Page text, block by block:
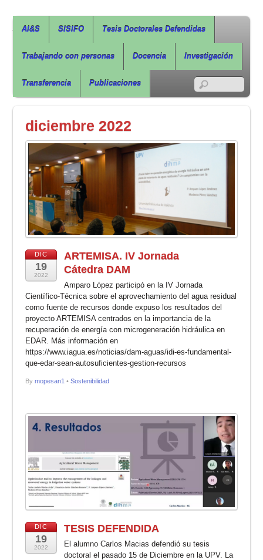
Agua, Ingeniería & Sostenibilidad
RSS
AI&S SISIFO Tesis Doctorales Defendidas
Trabajando con personas Docencia Investigación
Transferencia Publicaciones
diciembre 2022
DIC
19
2022
ARTEMISA. IV Jornada
Cátedra DAM
Amparo López participó en la IV Jornada
Científico-Técnica sobre el aprovechamiento del agua residual
como fuente de recursos donde expuso los resultados del
proyecto ARTEMISA centrados en la importancia de la
recuperación de energía con microgeneración hidráulica en
EDAR. Más información en
https://www.iagua.es/noticias/dam-aguas/idi-es-fundamental-
que-edar-sean-autosuficientes-gestion-recursos
By mopesan1 • Sostenibilidad
DIC
19
2022
TESIS DEFENDIDA
El alumno Carlos Macias defendió su tesis
doctoral el pasado 15 de Diciembre en la UPV. La